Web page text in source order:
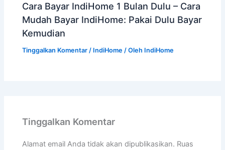
Cara Bayar IndiHome 1 Bulan Dulu – Cara
Mudah Bayar IndiHome: Pakai Dulu Bayar
Kemudian
Tinggalkan Komentar / IndiHome / Oleh IndiHome
Tinggalkan Komentar
Alamat email Anda tidak akan dipublikasikan. Ruas